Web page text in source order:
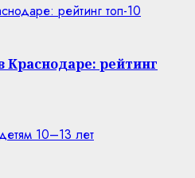
рейтинг топ-10
Краснодаре: рейтинг
10–13 лет